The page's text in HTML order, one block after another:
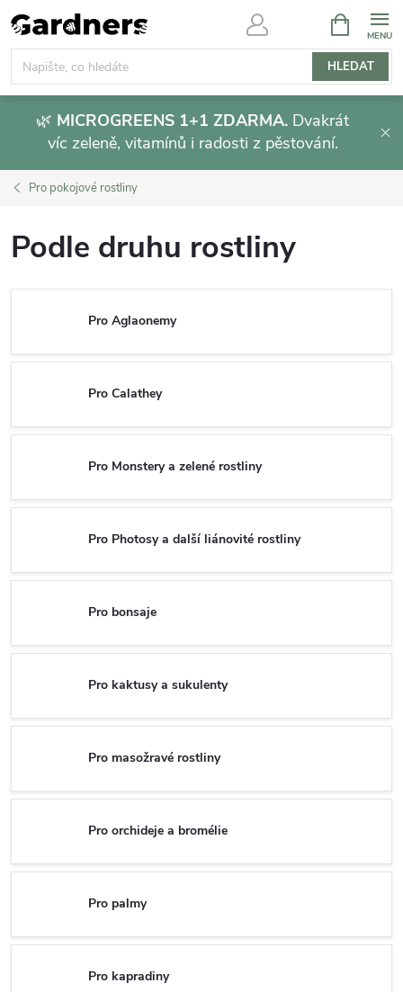
Přejít
na
obsah
HLEDAT
NÁKUPNÍ
KOŠÍK
🌿 MICROGREENS 1+1 ZDARMA. Dvakrát
víc zeleně, vitamínů i radosti z pěstování.
Pro pokojové rostliny
Podle druhu rostliny
Pro Aglaonemy
Pro Calathey
Pro Monstery a zelené rostliny
Pro Photosy a další liánovité rostliny
Pro bonsaje
Pro kaktusy a sukulenty
Pro masožravé rostliny
Pro orchideje a bromélie
Pro palmy
Pro kapradiny